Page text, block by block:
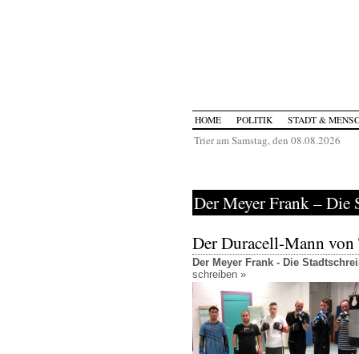
HOME POLITIK STADT &
Trier am Samstag, den 08.08.2026
Der Meyer Frank – Die
Der Duracell-Mann von
Der Meyer Frank - Die
schreiben »